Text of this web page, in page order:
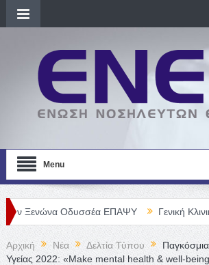
Menu
Οδυσσέα ΕΠΑΨΥ Γενική Κλινική
Αρχική Νέα Δελτία Τύπου
Υγείας 2022: «Make mental health & well-